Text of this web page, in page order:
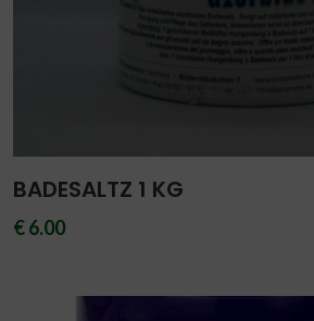
BADESALTZ 1 KG
€ 6.00